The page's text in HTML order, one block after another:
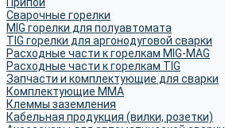
Сварочные горелки
MIG горелки для полуавтомата
TIG горелки для аргонодуговой сварки
Расходные части к горелкам MIG-MAG
Расходные части к горелкам TIG
Запчасти и комплектующие для сварки
Комплектующие ММА
Клеммы заземления
Кабельная продукция (вилки, розетки)